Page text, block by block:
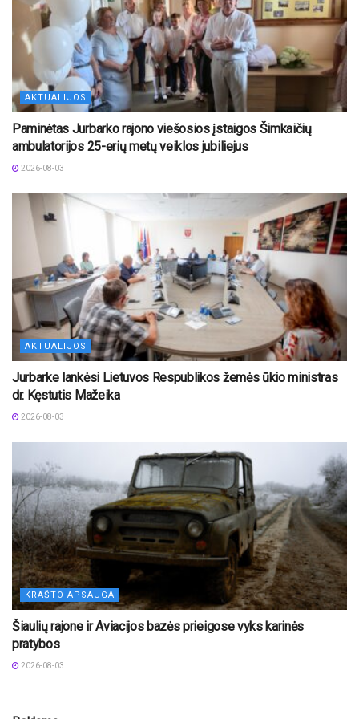
AKTUALIJOS
Paminėtas Jurbarko rajono viešosios įstaigos Šimkaičių
ambulatorijos 25-erių metų veiklos jubiliejus
2026-08-03
AKTUALIJOS
Jurbarke lankėsi Lietuvos Respublikos žemės ūkio ministras
dr. Kęstutis Mažeika
2026-08-03
KRAŠTO APSAUGA
Šiaulių rajone ir Aviacijos bazės prieigose vyks karinės
pratybos
2026-08-03